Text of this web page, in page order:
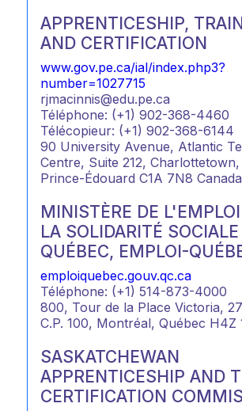
APPRENTICESHIP,
AND CERTIFICATION
www.gov.pe.ca/ial/index.php3?
number=1027715
rjmacinnis@edu.pe.ca
Téléphone: (+1) 902-368-4460
Télécopieur: (+1) 902-368-6144
90 University Avenue, Atlantic
Centre, Suite 212,
Prince-Édouard C1A 7N8 Canada
MINISTÈRE DE
LA SOLIDARITÉ
QUÉBEC, EMPLOI-
emploiquebec.gouv.qc.ca
Téléphone: (+1) 514-873-4000
800, Tour de la Place Victoria,
C.P. 100, Montréal, Québec H4Z
SASKATCHEWAN
APPRENTICESHIP AND
CERTIFICATION